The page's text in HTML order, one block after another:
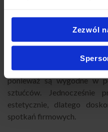
Zezwól
Jakie przekąski
Dzień Kobiet
Najlepszym wyborem
ponieważ są wygodne w
sztućców. Jednocześnie
estetycznie, dlatego
spotkań firmowych.